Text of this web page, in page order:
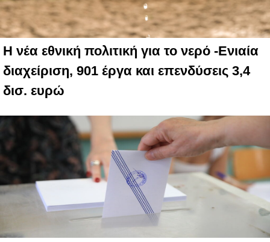
Η νέα εθνική πολιτική για το νερό -Ενιαία
διαχείριση, 901 έργα και επενδύσεις 3,4
δισ. ευρώ